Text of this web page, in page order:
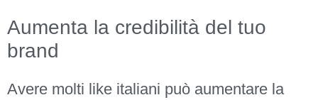
Aumenta la credibilità del tuo
brand
Avere molti like italiani può aumentare la